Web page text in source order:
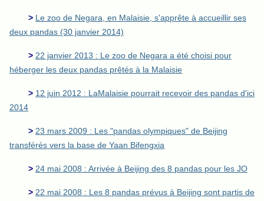
> Le zoo de Negara, en Malaisie, s'apprête à accueillir ses
deux pandas (30 janvier 2014)
> 22 janvier 2013 : Le zoo de Negara a été choisi pour
héberger les deux pandas prêtés à la Malaisie
> 12 juin 2012 : LaMalaisie pourrait recevoir des pandas d'ici
2014
> 23 mars 2009 : Les "pandas olympiques" de Beijing
transférés vers la base de Yaan Bifengxia
> 24 mai 2008 : Arrivée à Beijing des 8 pandas pour les JO
> 22 mai 2008 : Les 8 pandas prévus à Beijing sont partis de